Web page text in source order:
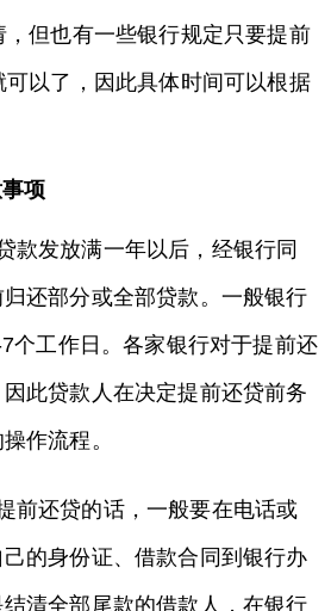
但也有一些银行规定只要提前
以了，因此具体时间可以根据
项
款发放满一年以后，经银行同
还部分或全部贷款。一般银行
个工作日。各家银行对于提前还
此贷款人在决定提前还贷前务
作流程。
前还贷的话，一般要在电话或
的身份证、借款合同到银行办
清全部尾款的借款人，在银行